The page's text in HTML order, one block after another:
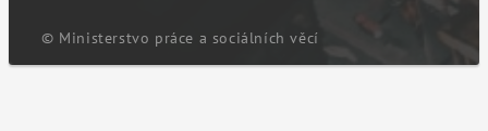
© Ministerstvo práce a sociálních věcí